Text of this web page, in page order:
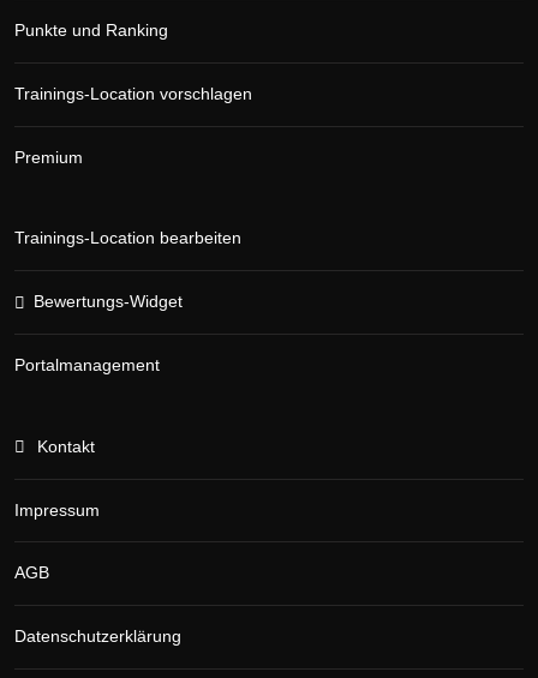
Punkte und Ranking
Trainings-Location vorschlagen
Premium
Trainings-Location bearbeiten
Bewertungs-Widget
Portalmanagement
Kontakt
Impressum
AGB
Datenschutzerklärung